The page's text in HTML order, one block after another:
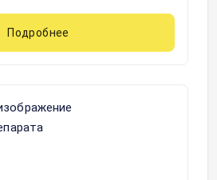
Подробнее